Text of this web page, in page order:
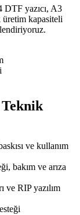
DTF yazıcı, A3
üretim kapasiteli
ve kullanım
bakım ve arıza
ve RIP yazılım